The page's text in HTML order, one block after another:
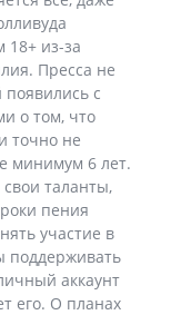
18+ из-за
Пресса не
появились с
о том, что
точно не
минимум 6 лет.
таланты,
пения
участие в
поддерживать
аккаунт
его. О планах